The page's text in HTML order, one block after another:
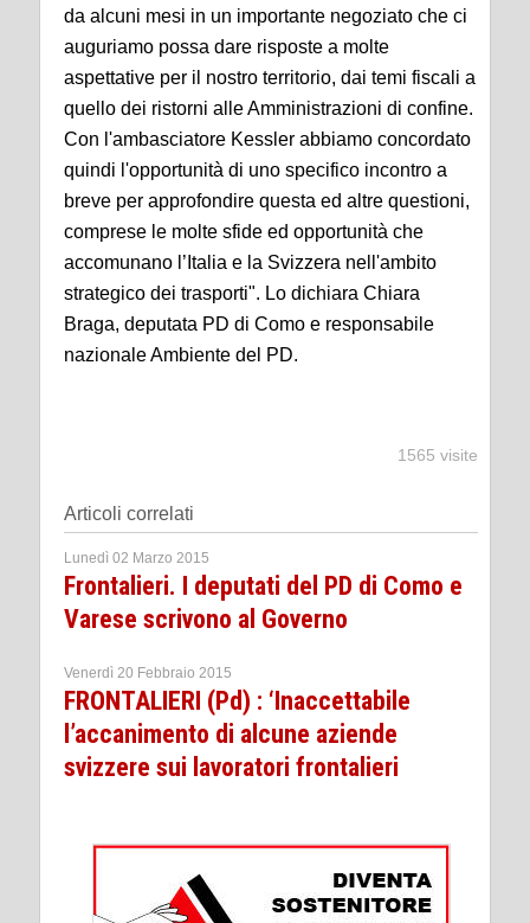
da alcuni mesi in un importante negoziato che ci
auguriamo possa dare risposte a molte
aspettative per il nostro territorio, dai temi fiscali a
quello dei ristorni alle Amministrazioni di confine.
Con l'ambasciatore Kessler abbiamo concordato
quindi l'opportunità di uno specifico incontro a
breve per approfondire questa ed altre questioni,
comprese le molte sfide ed opportunità che
accomunano l’Italia e la Svizzera nell'ambito
strategico dei trasporti". Lo dichiara Chiara
Braga, deputata PD di Como e responsabile
nazionale Ambiente del PD.
1565 visite
Articoli correlati
Lunedì 02 Marzo 2015
Frontalieri. I deputati del PD di Como e
Varese scrivono al Governo
Venerdì 20 Febbraio 2015
FRONTALIERI (Pd) : ‘Inaccettabile
l’accanimento di alcune aziende
svizzere sui lavoratori frontalieri